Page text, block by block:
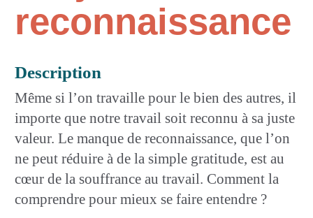
reconnaissance
Description
Même si l’on travaille pour le bien des autres, il
importe que notre travail soit reconnu à sa juste
valeur. Le manque de reconnaissance, que l’on
ne peut réduire à de la simple gratitude, est au
cœur de la souffrance au travail. Comment la
comprendre pour mieux se faire entendre ?